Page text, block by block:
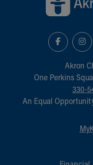
Akron
One Perkins
330-
An Equal